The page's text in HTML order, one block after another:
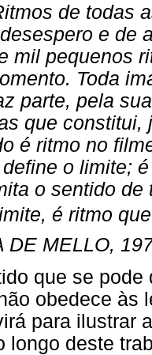
de todas
e de
mil pequenos
Toda
parte, pela
que constitui,
é ritmo no
o limite;
o sentido de
é ritmo que
DE MELLO,
que se
obedece às
para ilustrar
longo deste